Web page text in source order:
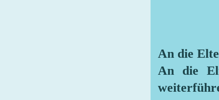
An die
An die